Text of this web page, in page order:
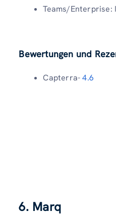
Teams/Enterprise:
Bewertungen und
Capterra-4.6
6. Marq